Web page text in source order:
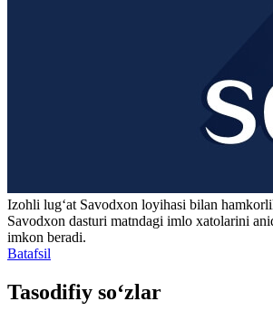
Izohli lugʻat Savodxon loyihasi bilan
Savodxon dasturi matndagi imlo xatolarini
imkon beradi.
Batafsil
Tasodifiy so‘zlar